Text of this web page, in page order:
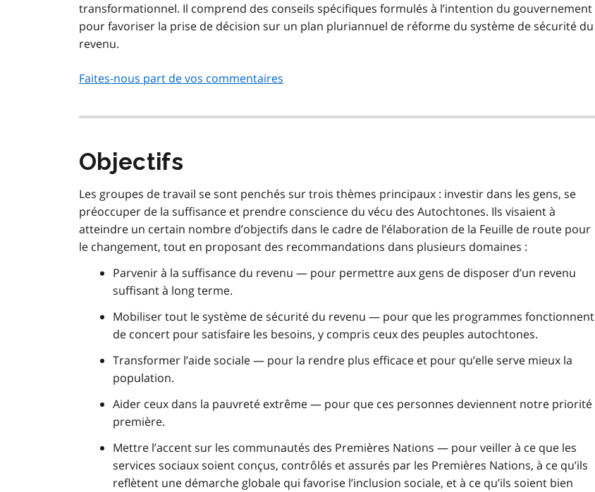
transformationnel. Il comprend des conseils spécifiques formulés à l’intention du gouvernement
pour favoriser la prise de décision sur un plan pluriannuel de réforme du système de sécurité du
revenu.
Faites-nous part de vos commentaires
Objectifs
Les groupes de travail se sont penchés sur trois thèmes principaux : investir dans les gens, se
préoccuper de la suffisance et prendre conscience du vécu des Autochtones. Ils visaient à
atteindre un certain nombre d’objectifs dans le cadre de l’élaboration de la Feuille de route pour
le changement, tout en proposant des recommandations dans plusieurs domaines :
Parvenir à la suffisance du revenu — pour permettre aux gens de disposer d’un revenu
suffisant à long terme.
Mobiliser tout le système de sécurité du revenu — pour que les programmes fonctionnent
de concert pour satisfaire les besoins, y compris ceux des peuples autochtones.
Transformer l’aide sociale — pour la rendre plus efficace et pour qu’elle serve mieux la
population.
Aider ceux dans la pauvreté extrême — pour que ces personnes deviennent notre priorité
première.
Mettre l’accent sur les communautés des Premières Nations — pour veiller à ce que les
services sociaux soient conçus, contrôlés et assurés par les Premières Nations, à ce qu’ils
reflètent une démarche globale qui favorise l’inclusion sociale, et à ce qu’ils soient bien